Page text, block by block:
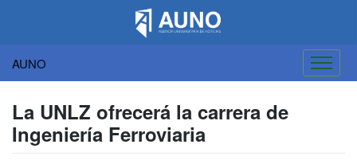
AUNO
contenido
La UNLZ ofrecerá la carrera de
Ingeniería Ferroviaria